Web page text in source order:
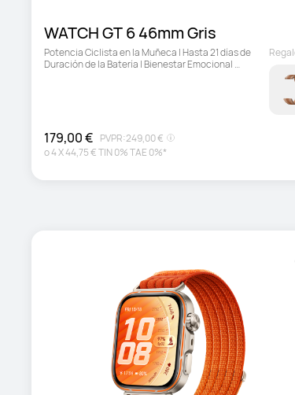
WATCH GT 6 46mm Gris
Potencia Ciclista en la Muñeca | Hasta 21 días de
Duración de la Batería | Bienestar Emocional
179,00 € PVPR:249,00 €
o4X44,75 €TIN 0% TAE 0%*